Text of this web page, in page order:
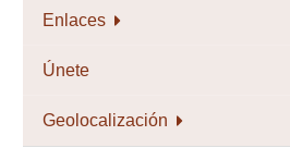
Enlaces
Únete
Geolocalización